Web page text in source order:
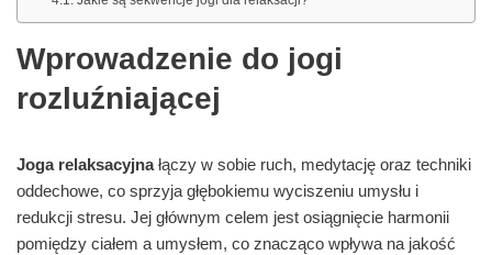
Wprowadzenie do jogi
rozluźniającej
Joga relaksacyjnałączy w sobie ruch, medytację oraz techniki
oddechowe, co sprzyja głębokiemu wyciszeniu umysłu i
redukcji stresu. Jej głównym celem jest osiągnięcie harmonii
pomiędzy ciałem a umysłem, co znacząco wpływa na jakość